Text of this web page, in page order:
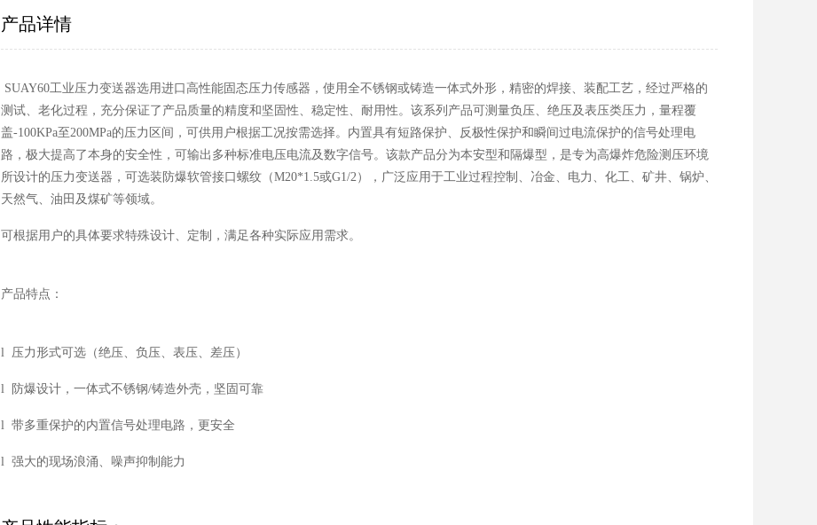
产品详情
SUAY60工业压力变送器选用进口高性能固态压力传感器，使用全不锈钢或铸造一体式外形，精密的焊接、装配工艺，经过严格的
测试、老化过程，充分保证了产品质量的精度和坚固性、稳定性、耐用性。该系列产品可测量负压、绝压及表压类压力，量程覆
盖-100KPa至200MPa的压力区间，可供用户根据工况按需选择。内置具有短路保护、反极性保护和瞬间过电流保护的信号处理电
路，极大提高了本身的安全性，可输出多种标准电压电流及数字信号。该款产品分为本安型和隔爆型，是专为高爆炸危险测压环境
所设计的压力变送器，可选装防爆软管接口螺纹（M20*1.5或G1/2），广泛应用于工业过程控制、冶金、电力、化工、矿井、锅炉、
天然气、油田及煤矿等领域。
可根据用户的具体要求特殊设计、定制，满足各种实际应用需求。
产品特点：
l 压力形式可选（绝压、负压、表压、差压）
l 防爆设计，一体式不锈钢/铸造外壳，坚固可靠
l 带多重保护的内置信号处理电路，更安全
l 强大的现场浪涌、噪声抑制能力